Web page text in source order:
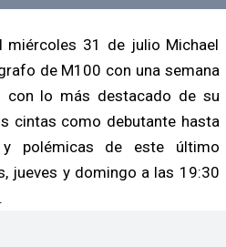
miércoles 31 de julio Michael
de M100 con una semana
lo más destacado de su
cintas como debutante hasta
polémicas de este último
jueves y domingo a las 19:30